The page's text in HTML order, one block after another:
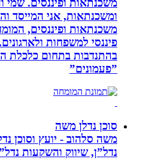
משכנתאות ופיננסים. שמי
ומשכנתאות, אני המייסד
משכנתאות ופיננסים,
פיננסי למשפחות ולארגונים.
בהתנדבות בתחום כלכלת
”פעמונים”
סוכן נדלן משה
משה סלהוב - יועץ וסוכן
נדל”ן, שיווק והשקעות